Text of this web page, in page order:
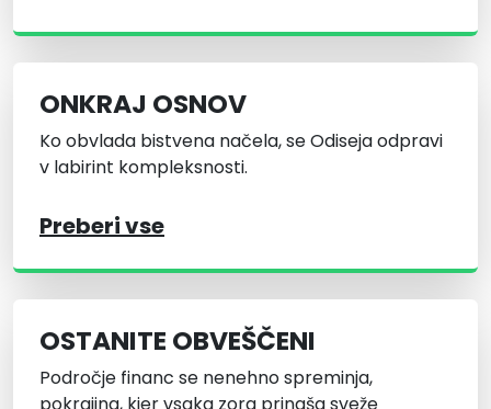
ONKRAJ OSNOV
Ko obvlada bistvena načela, se Odiseja odpravi
v labirint kompleksnosti.
Preberi vse
OSTANITE OBVEŠČENI
Področje financ se nenehno spreminja,